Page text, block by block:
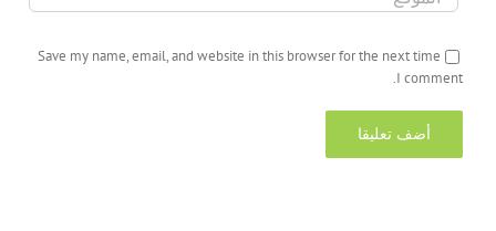
Save my name, email, and website in this browser for the next time
I comment.